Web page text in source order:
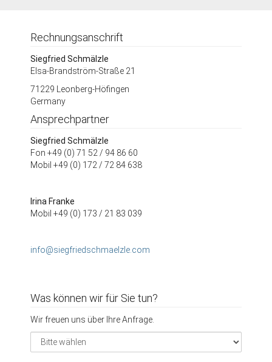
Rechnungsanschrift
Siegfried Schmälzle
Elsa-Brandström-Straße 21
71229 Leonberg-Höfingen
Germany
Ansprechpartner
Siegfried Schmälzle
Fon +49 (0) 71 52 / 94 86 60
Mobil +49 (0) 172 / 72 84 638
Irina Franke
Mobil +49 (0) 173 / 21 83 039
info@siegfriedschmaelzle.com
Was können wir für Sie tun?
Wir freuen uns über Ihre Anfrage.